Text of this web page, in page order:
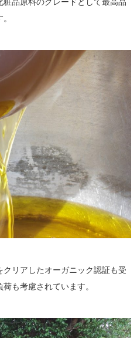
リアしたオーガニック認証も受
も考慮されています。